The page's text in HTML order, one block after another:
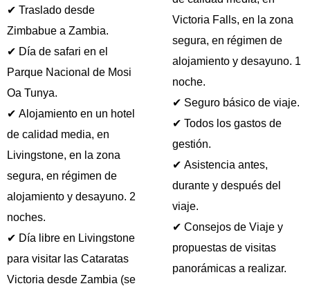
✔ Traslado desde
Zimbabue a Zambia.
✔ Día de safari en el
Parque Nacional de Mosi
Oa Tunya.
✔ Alojamiento en un hotel
de calidad media, en
Livingstone, en la zona
segura, en régimen de
alojamiento y desayuno. 2
noches.
✔ Día libre en Livingstone
para visitar las Cataratas
Victoria desde Zambia (se
Victoria Falls, en la zona
segura, en régimen de
alojamiento y desayuno. 1
noche.
✔ Seguro básico de viaje.
✔ Todos los gastos de
gestión.
✔ Asistencia antes,
durante y después del
viaje.
✔ Consejos de Viaje y
propuestas de visitas
panorámicas a realizar.